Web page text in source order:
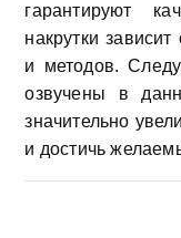
гарантируют
накрутки
и методов.
озвучены в
значительно
и достичь